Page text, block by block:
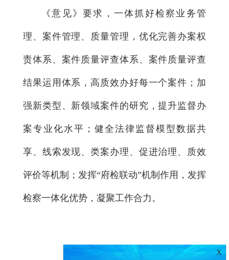
《意见》要求，一体抓好检察业务管
理、案件管理、质量管理，优化完善办案权
责体系、案件质量评查体系、案件质量评查
结果运用体系，高质效办好每一个案件；加
强新类型、新领域案件的研究，提升监督办
案专业化水平；健全法律监督模型数据共
享、线索发现、类案办理、促进治理、质效
评价等机制；发挥“府检联动”机制作用，发挥
检察一体化优势，凝聚工作合力。
X